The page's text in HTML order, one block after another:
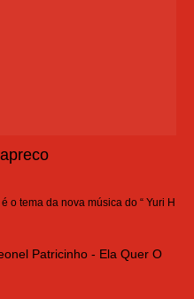
o tema da nova música do “ Yuri H
Patricinho - Ela Quer O